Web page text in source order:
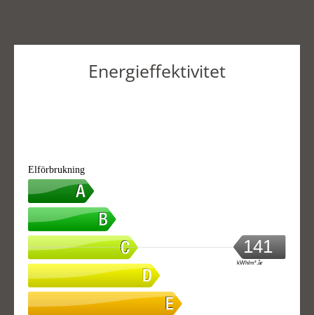
Energieffektivitet
Elförbrukning
141
kWh/m².år